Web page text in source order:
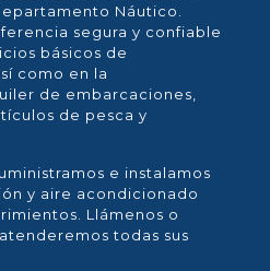
Náutico.
segura y confiable
básicos de
como en la
de embarcaciones,
de pesca y
e instalamos
y aire acondicionado
Llámenos o
todas sus